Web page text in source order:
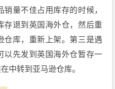
量不佳占用库存的时候，
存退到英国海外仓，然后重
仓库，重新上架。第三是遇
以先发到英国海外仓暂存一
中转到亚马逊仓库。